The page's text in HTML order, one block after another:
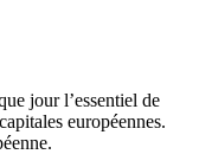
jour l’essentiel de
européennes.